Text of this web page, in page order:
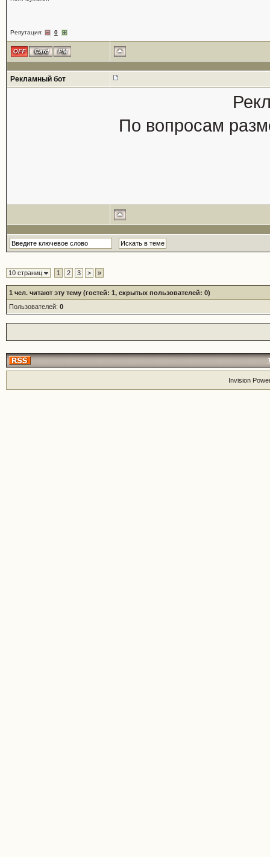
Репутация: 0
Рекламный бот
По вопросам
10 страниц 1 2 3 > »
1 чел. читают эту тему (гостей: 1, скрытых пользователей: 0)
Пользователей: 0
Invision